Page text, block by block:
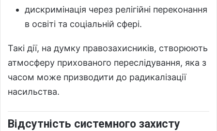
дискримінація через релігійні переконання
в освіті та соціальній сфері.
Такі дії, на думку правозахисників, створюють
атмосферу прихованого переслідування, яка з
часом може призводити до радикалізації
насильства.
Відсутність системного захисту